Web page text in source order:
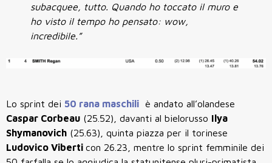
subacquee, tutto. Quando ho toccato il muro e
ho visto il tempo ho pensato: wow,
incredibile.”
Lo sprint dei 50 rana maschili è andato all’olandese
Caspar Corbeau (25.52), davanti al bielorusso Ilya
Shymanovich (25.63), quinta piazza per il torinese
Ludovico Viberti con 26.23, mentre lo sprint femminile dei